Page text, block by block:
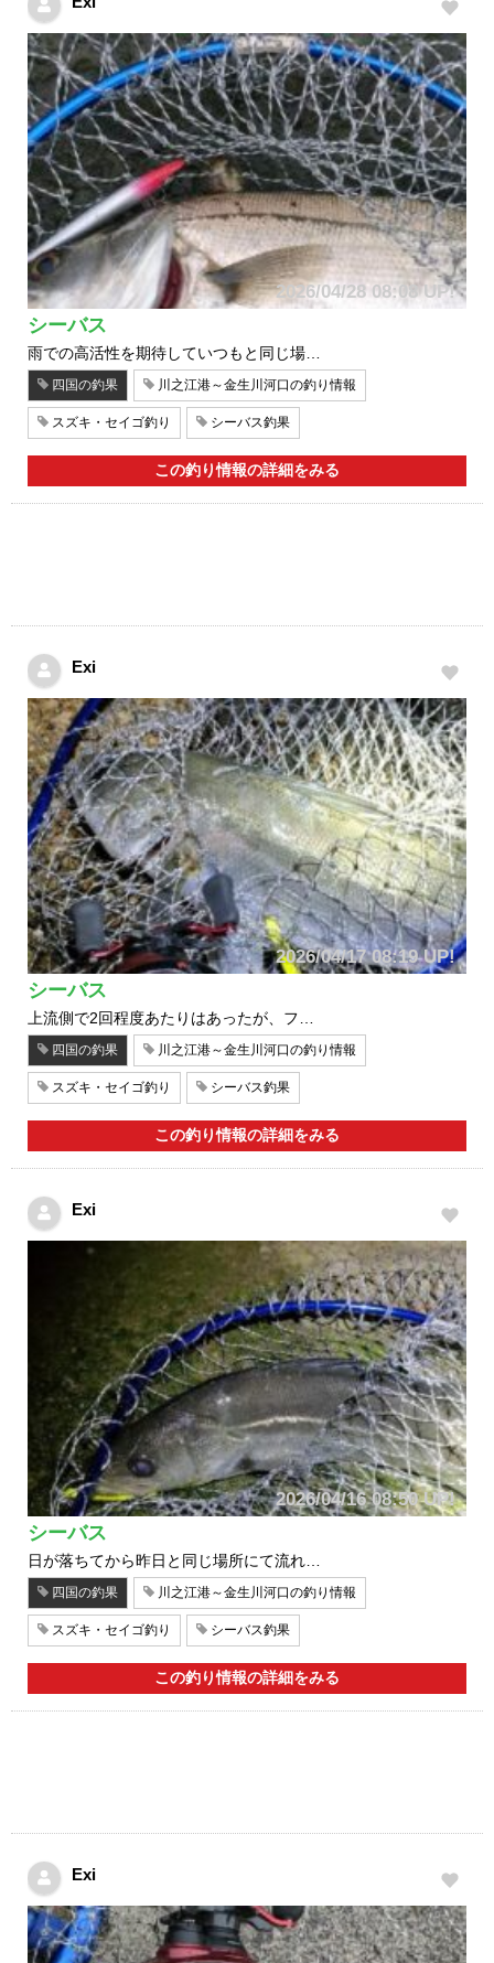
2026/04/28 08:08 UP!
シーバス
雨での高活性を期待していつもと同じ場…
四国の釣果 川之江港～金生川河口の釣り情報
スズキ・セイゴ釣り シーバス釣果
この釣り情報の詳細をみる
Exi
2026/04/17 08:19 UP!
シーバス
上流側で2回程度あたりはあったが、フ…
四国の釣果 川之江港～金生川河口の釣り情報
スズキ・セイゴ釣り シーバス釣果
この釣り情報の詳細をみる
Exi
2026/04/16 08:50 UP!
シーバス
日が落ちてから昨日と同じ場所にて流れ…
四国の釣果 川之江港～金生川河口の釣り情報
スズキ・セイゴ釣り シーバス釣果
この釣り情報の詳細をみる
Exi